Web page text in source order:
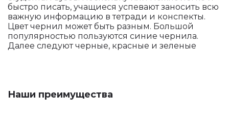
быстро писать, учащиеся успевают заносить всю
важную информацию в тетради и конспекты.
Цвет чернил может быть разным. Большой
популярностью пользуются синие чернила.
Далее следуют черные, красные и зеленые
Наши преимущества